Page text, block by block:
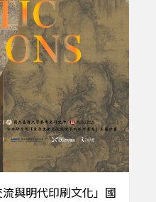
流與明代印刷文化」國